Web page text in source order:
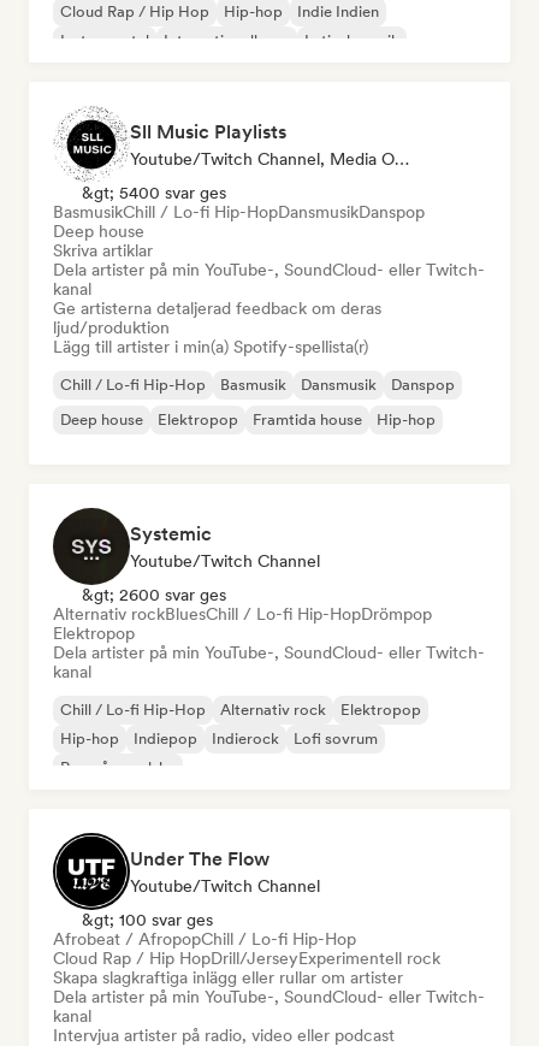
Cloud Rap / Hip Hop Hip-hop
Indie Indien
Instrumental
Internationell pop Latinsk musik
Sll Music Playlists
Youtube/Twitch Channel, Media Outlet/Journalist, Curator För Spellistor, Ljudexpert
&gt; 5400 svar ges
BasmusikChill / Lo-fi Hip-HopDansmusikDanspop
Deep house
Skriva artiklar
Dela artister på min YouTube-, SoundCloud- eller Twitch-
kanal
Ge artisterna detaljerad feedback om deras
ljud/produktion
Lägg till artister i min(a) Spotify-spellista(r)
Chill / Lo-fi Hip-Hop Basmusik Dansmusik
Danspop
Deep house
Elektropop Framtida house Hip-hop
Systemic
Youtube/Twitch Channel
&gt; 2600 svar ges
Alternativ rockBluesChill / Lo-fi Hip-HopDrömpop
Elektropop
Dela artister på min YouTube-, SoundCloud- eller Twitch-
kanal
Chill / Lo-fi Hip-Hop Alternativ rock
Elektropop
Hip-hop
Indiepop Indierock
Lofi sovrum
Rap på engelska
Under The Flow
Youtube/Twitch Channel
&gt; 100 svar ges
Afrobeat / AfropopChill / Lo-fi Hip-Hop
Cloud Rap / Hip HopDrill/JerseyExperimentell rock
Skapa slagkraftiga inlägg eller rullar om artister
Dela artister på min YouTube-, SoundCloud- eller Twitch-
kanal
Intervjua artister på radio, video eller podcast